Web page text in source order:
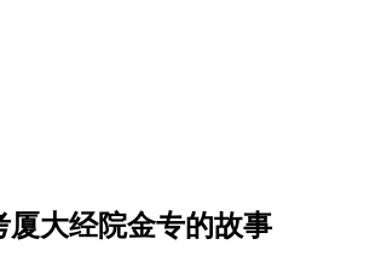
大经院金专的故事